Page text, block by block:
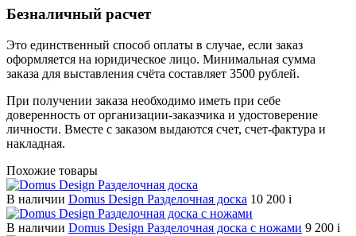
Безналичный расчет
Это единственный способ оплаты в случае, если заказ
оформляется на юридическое лицо. Минимальная сумма
заказа для выставления счёта составляет 3500 рублей.
При получении заказа необходимо иметь при себе
доверенность от организации-заказчика и удостоверение
личности. Вместе с заказом выдаются счет, счет-фактура и
накладная.
Похожие товары
В наличии Domus Design Разделочная доска 10 200 i
В наличии Domus Design Разделочная доска с ножами 9 200 i